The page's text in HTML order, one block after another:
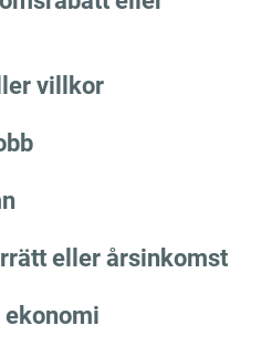
villkor
eller årsinkomst
ekonomi